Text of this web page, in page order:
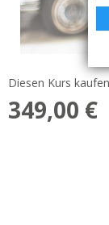
Diesen Kurs
349,00 €